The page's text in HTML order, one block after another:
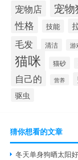
宠物店 宠物
性格 技能
毛发 清洁 游
猫咪 猫砂
自己的 营养
驱虫
猜你想看的文章
冬天单身狗晒太阳